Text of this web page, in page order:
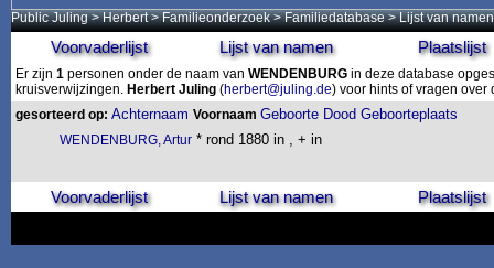
Public Juling >Herbert >Familieonderzoek >Familiedatabase > Lijst van namen
Voorvaderlijst Lijst van namen Plaatslijst
Er zijn 1 personen onder de naam van WENDENBURG in deze database
kruisverwijzingen. Herbert Juling (herbert@juling.de) voor hints of vragen
gesorteerd op: Achternaam Voornaam Geboorte Dood Geboorteplaats
WENDENBURG, Artur * rond 1880 in , + in
Voorvaderlijst Lijst van namen Plaatslijst